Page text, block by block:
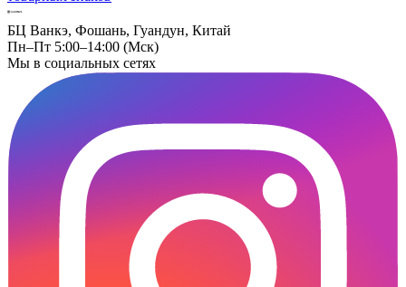
БЦ Ванкэ, Фошань, Гуандун, Китай
Пн–Пт 5:00–14:00 (Мск)
Мы в социальных сетях